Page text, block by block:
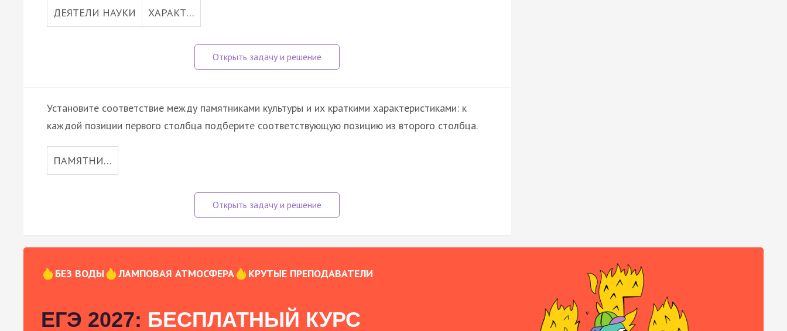
ДЕЯТЕЛИ НАУКИ ХАРАКТ…
Установите соответствие между памятниками культуры и их краткими характеристиками: к
каждой позиции первого столбца подберите соответствующую позицию из второго столбца.
ПАМЯТНИ…
БЕЗ ВОДЫ ЛАМПОВАЯ АТМОСФЕРА КРУТЫЕ ПРЕПОДАВАТЕЛИ
ЕГЭ 2027: БЕСПЛАТНЫЙ КУРС